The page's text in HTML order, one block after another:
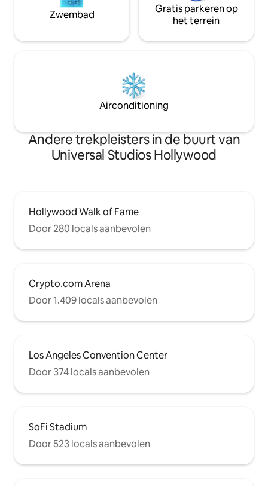
Zwembad
Gratis parkeren op
het terrein
Airconditioning
Andere trekpleisters in de buurt van
Universal Studios Hollywood
Hollywood Walk of Fame
Door 280 locals aanbevolen
Crypto.com Arena
Door 1.409 locals aanbevolen
Los Angeles Convention Center
Door 374 locals aanbevolen
SoFi Stadium
Door 523 locals aanbevolen